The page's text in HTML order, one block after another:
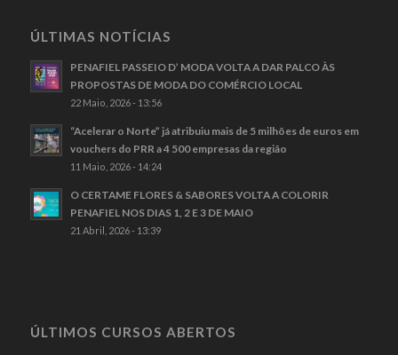
ÚLTIMAS NOTÍCIAS
PENAFIEL PASSEIO D’ MODA VOLTA A DAR PALCO ÀS
PROPOSTAS DE MODA DO COMÉRCIO LOCAL
22 Maio, 2026 - 13:56
“Acelerar o Norte” já atribuiu mais de 5 milhões de euros em
vouchers do PRR a 4 500 empresas da região
11 Maio, 2026 - 14:24
O CERTAME FLORES & SABORES VOLTA A COLORIR
PENAFIEL NOS DIAS 1, 2 E 3 DE MAIO
21 Abril, 2026 - 13:39
ÚLTIMOS CURSOS ABERTOS